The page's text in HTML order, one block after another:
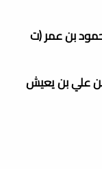
بن عمر (ت
علي بن يعيش